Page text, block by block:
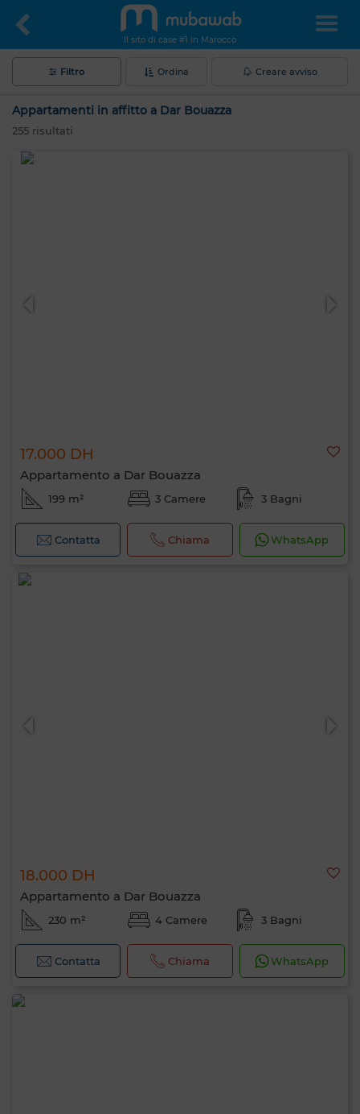
Il sito di case #1 in Marocco
Filtro Ordina Creare avviso
Appartamenti in affitto a Dar Bouazza
255 risultati
17.000 DH
Appartamento a Dar Bouazza
199 m² 3 Camere 3 Bagni
Contatta Chiama WhatsApp
18.000 DH
Appartamento a Dar Bouazza
230 m² 4 Camere 3 Bagni
Contatta Chiama WhatsApp